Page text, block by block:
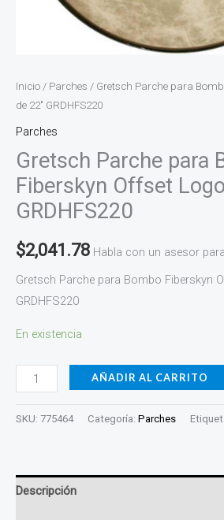
Inicio / Parches / Gretsch Parche para
de 22″ GRDHFS220
Parches
Gretsch Parche para
Fiberskyn Offset
GRDHFS220
$2,041.78 Habla con un asesor
Gretsch Parche para Bombo Fiberskyn
GRDHFS220
En existencia
AÑADIR AL CARRITO
SKU: 775464 Categoría: Parches
Descripción